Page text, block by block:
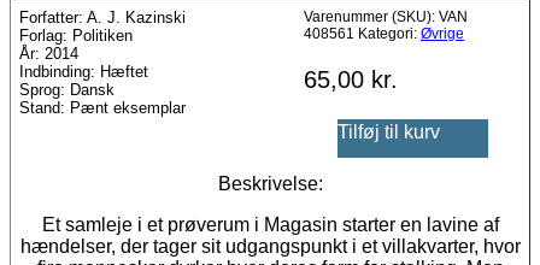
Forfatter: A. J. Kazinski
Forlag: Politiken
År: 2014
Indbinding: Hæftet
Sprog: Dansk
Stand: Pænt eksemplar
Varenummer (SKU): VAN
408561 Kategori: Øvrige
65,00 kr.
Tilføj til kurv
Beskrivelse:
Et samleje i et prøverum i Magasin starter en lavine af
hændelser, der tager sit udgangspunkt i et villakvarter, hvor